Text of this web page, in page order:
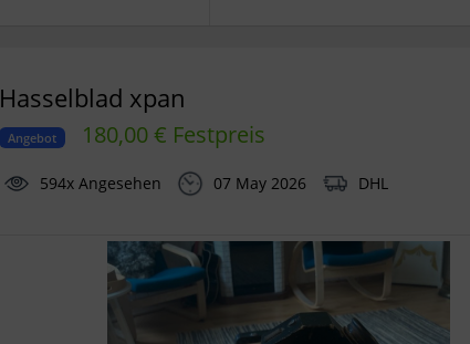
Hasselblad xpan
Angebot 180,00 € Festpreis
594x Angesehen 07 May 2026 DHL